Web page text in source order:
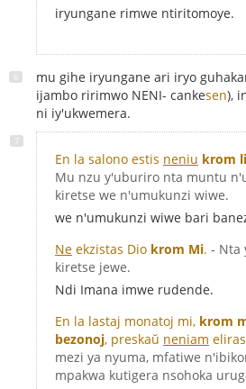
iryungane rimwe ntiritomoye.
mu gihe iryungane ari iryo
ijambo ririmwo NENI- cankesen),
ni iy'ukwemera.
En la salono estis neniu krom
Mu nzu y'uburiro nta muntu
kiretse we n'umukunzi wiwe.
we n'umukunzi wiwe bari
Ne ekzistas Dio krom Mi. - Nta
kiretse jewe.
Ndi Imana imwe rudende.
En la lastaj monatoj mi, krom
bezonoj, preskaŭ neniam
mezi ya nyuma, mfatiwe
mpakwa kutigera nsohoka